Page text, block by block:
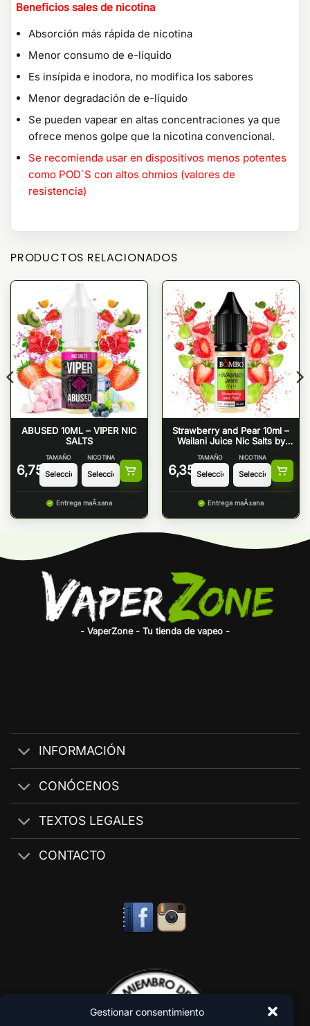
Gestionar consentimiento
Beneficios sales de nicotina
Absorción más rápida de nicotina
Menor consumo de e-líquido
Es insípida e inodora, no modifica los sabores
Menor degradación de e-líquido
Se pueden vapear en altas concentraciones ya que
ofrece menos golpe que la nicotina convencional.
Se recomienda usar en dispositivos menos potentes
como POD´S con altos ohmios (valores de
resistencia)
PRODUCTOS RELACIONADOS
ABUSED 10ML – VIPER NIC
SALTS
6,75 €
TAMAÑO NICOTINA
Entrega maÃ±ana
Strawberry and Pear 10ml –
Wailani Juice Nic Salts by
Bombo
6,35 €
TAMAÑO NICOTINA
Entrega maÃ±ana
- VaperZone - Tu tienda de vapeo -
INFORMACIÓN
CONÓCENOS
TEXTOS LEGALES
CONTACTO